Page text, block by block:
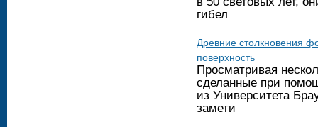
гибел
Древние столкновения
поверхность
Просматривая
сделанные при
из Университета
замети